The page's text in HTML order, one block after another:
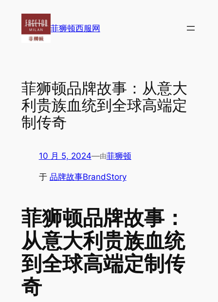
菲狮顿西服网
菲狮顿品牌故事：从意大
利贵族血统到全球高端定
制传奇
10 月 5, 2024—由菲狮顿
于 品牌故事BrandStory
菲狮顿品牌故事：
从意大利贵族血统
到全球高端定制传
奇